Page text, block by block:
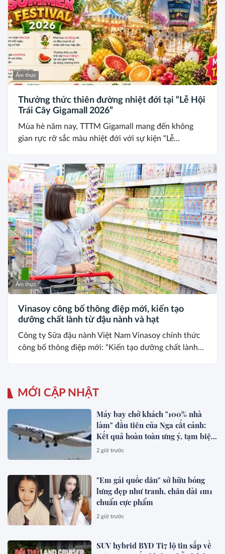
Ẩm thực
Thưởng thức thiên đường nhiệt đới tại “Lễ Hội
Trái Cây Gigamall 2026”
Mùa hè năm nay, TTTM Gigamall mang đến không
gian rực rỡ sắc màu nhiệt đới với sự kiện “Lễ...
Ẩm thực
Vinasoy công bố thông điệp mới, kiến tạo
dưỡng chất lành từ đậu nành và hạt
Công ty Sữa đậu nành Việt Nam Vinasoy chính thức
công bố thông điệp mới: “Kiến tạo dưỡng chất lành...
MỚI CẬP NHẬT
Máy bay chở khách "100% nhà
làm" đầu tiên của Nga cất cánh:
Kết quả hoàn toàn ưng ý, tạm biệt
Boeing, Airbus?
2 giờ trước
"Em gái quốc dân" sở hữu bóng
lưng đẹp như tranh, chân dài 1m1
chuẩn cực phẩm
2 giờ trước
SUV hybrid BYD Ti7 lộ tin sắp về